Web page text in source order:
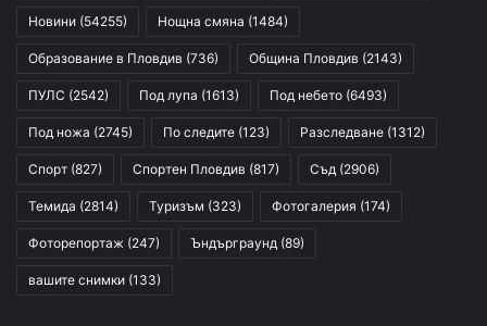
Новини (54255) Нощна смяна (1484)
Образование в Пловдив (736) Община Пловдив (2143)
ПУЛС (2542) Под лупа (1613) Под небето (6493)
Под ножа (2745) По следите (123) Разследване (1312)
Спорт (827) Спортен Пловдив (817) Съд (2906)
Темида (2814) Туризъм (323) Фотогалерия (174)
Фоторепортаж (247) Ъндърграунд (89)
вашите снимки (133)